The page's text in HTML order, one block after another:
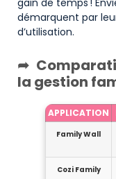
démarquent par
d’utilisation.
la gestion
APPLICATION
Family Wall
Cozi Family